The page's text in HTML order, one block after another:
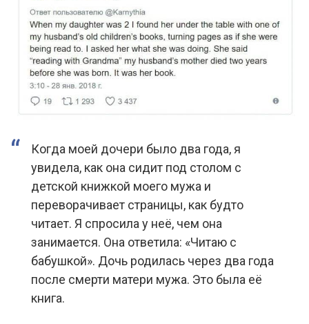
Когда моей дочери было два года, я
увидела, как она сидит под столом с
детской книжкой моего мужа и
переворачивает страницы, как будто
читает. Я спросила у неё, чем она
занимается. Она ответила: «Читаю с
бабушкой». Дочь родилась через два года
после смерти матери мужа. Это была её
книга.